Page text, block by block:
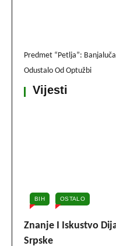
Predmet “Petlja”:
Odustalo Od Optužbi
Vijesti
BIH OSTALO
Znanje I Iskustvo
Srpske